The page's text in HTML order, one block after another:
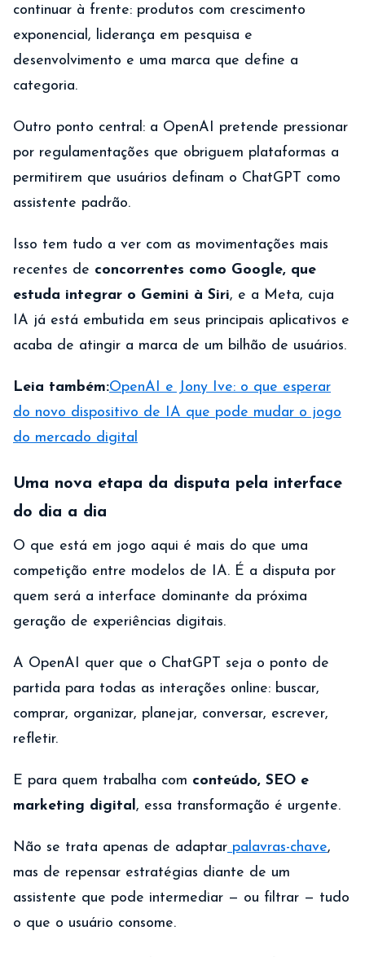
continuar à frente: produtos com crescimento
exponencial, liderança em pesquisa e
desenvolvimento e uma marca que define a
categoria.
Outro ponto central: a OpenAI pretende pressionar
por regulamentações que obriguem plataformas a
permitirem que usuários definam o ChatGPT como
assistente padrão.
Isso tem tudo a ver com as movimentações mais
recentes de concorrentes como Google, que
estuda integrar o Gemini à Siri, e a Meta, cuja
IA já está embutida em seus principais aplicativos e
acaba de atingir a marca de um bilhão de usuários.
Leia também:OpenAI e Jony Ive: o que esperar
do novo dispositivo de IA que pode mudar o jogo
do mercado digital
Uma nova etapa da disputa pela interface
do dia a dia
O que está em jogo aqui é mais do que uma
competição entre modelos de IA. É a disputa por
quem será a interface dominante da próxima
geração de experiências digitais.
A OpenAI quer que o ChatGPT seja o ponto de
partida para todas as interações online: buscar,
comprar, organizar, planejar, conversar, escrever,
refletir.
E para quem trabalha com conteúdo, SEO e
marketing digital , essa transformação é urgente.
Não se trata apenas de adaptar palavras-chave,
mas de repensar estratégias diante de um
assistente que pode intermediar — ou filtrar — tudo
o que o usuário consome.